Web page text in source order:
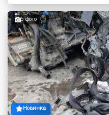
5 фото
Новинка